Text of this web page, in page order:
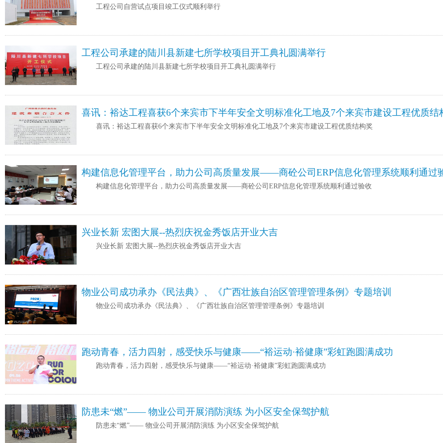
工程公司自营试点项目竣工仪式顺利举行
工程公司承建的陆川县新建七所学校项目开工典礼圆满举行
工程公司承建的陆川县新建七所学校项目开工典礼圆满举行
喜讯：裕达工程喜获6个来宾市下半年安全文明标准化工地及7个来宾市建设工程优质结
喜讯：裕达工程喜获6个来宾市下半年安全文明标准化工地及7个来宾市建设工程优质结构奖
构建信息化管理平台，助力公司高质量发展——商砼公司ERP信息化管理系统顺利通过
构建信息化管理平台，助力公司高质量发展——商砼公司ERP信息化管理系统顺利通过验收
兴业长新 宏图大展--热烈庆祝金秀饭店开业大吉
兴业长新 宏图大展--热烈庆祝金秀饭店开业大吉
物业公司成功承办《民法典》、《广西壮族自治区管理管理条例》专题培训
物业公司成功承办《民法典》、《广西壮族自治区管理管理条例》专题培训
跑动青春，活力四射，感受快乐与健康——“裕运动·裕健康”彩虹跑圆满成功
跑动青春，活力四射，感受快乐与健康——“裕运动·裕健康”彩虹跑圆满成功
防患未“燃”—— 物业公司开展消防演练 为小区安全保驾护航
防患未“燃”—— 物业公司开展消防演练 为小区安全保驾护航